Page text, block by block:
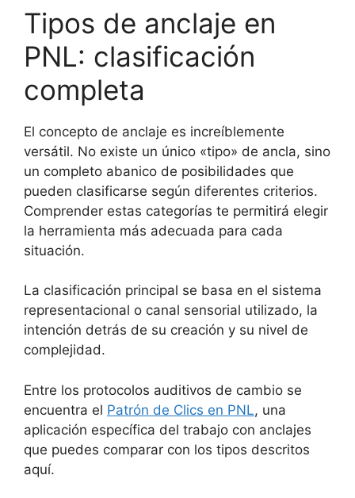
Tipos de anclaje en
PNL: clasificación
completa
El concepto de anclaje es increíblemente
versátil. No existe un único «tipo» de ancla, sino
un completo abanico de posibilidades que
pueden clasificarse según diferentes criterios.
Comprender estas categorías te permitirá elegir
la herramienta más adecuada para cada
situación.
La clasificación principal se basa en el sistema
representacional o canal sensorial utilizado, la
intención detrás de su creación y su nivel de
complejidad.
Entre los protocolos auditivos de cambio se
encuentra el Patrón de Clics en PNL, una
aplicación específica del trabajo con anclajes
que puedes comparar con los tipos descritos
aquí.